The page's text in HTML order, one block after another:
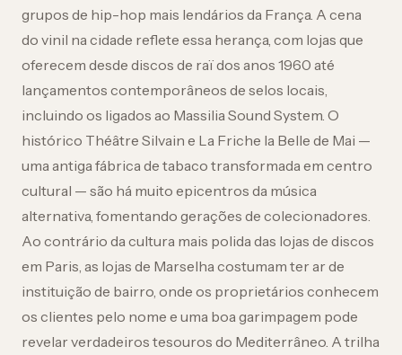
grupos de hip-hop mais lendários da França. A cena
do vinil na cidade reflete essa herança, com lojas que
oferecem desde discos de raï dos anos 1960 até
lançamentos contemporâneos de selos locais,
incluindo os ligados ao Massilia Sound System. O
histórico Théâtre Silvain e La Friche la Belle de Mai —
uma antiga fábrica de tabaco transformada em centro
cultural — são há muito epicentros da música
alternativa, fomentando gerações de colecionadores.
Ao contrário da cultura mais polida das lojas de discos
em Paris, as lojas de Marselha costumam ter ar de
instituição de bairro, onde os proprietários conhecem
os clientes pelo nome e uma boa garimpagem pode
revelar verdadeiros tesouros do Mediterrâneo. A trilha